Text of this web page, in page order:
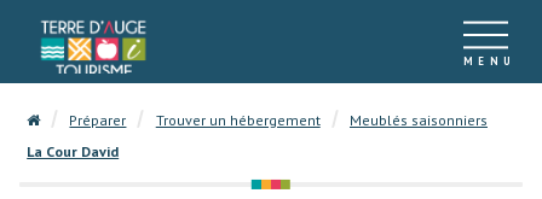
Préparer Trouver un hébergement
Meublés saisonniers
La Cour David